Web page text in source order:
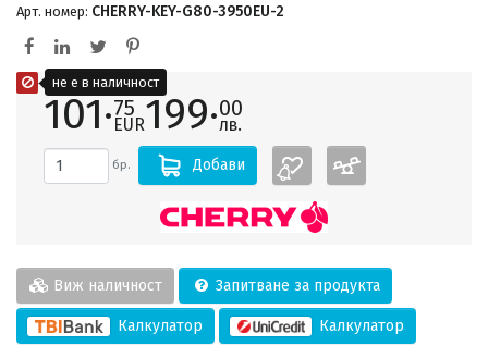
Арт. номер: CHERRY-KEY-G80-3950EU-2
101·75
EUR199·00
лв.
бр. Добави
Виж наличност Запитване за продукта
Калкулатор Калкулатор
не е в наличност